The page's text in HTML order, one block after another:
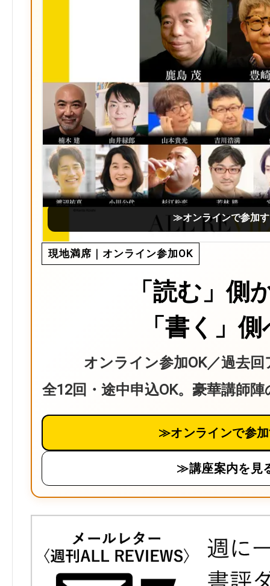
≫オンラインで参加
現地満席｜オンライン参加OK
「読む」側
「書く」
オンライン参加OK／過去
全12回・途中申込OK。豪華講師
≫オンラインで参
≫講座案内を見